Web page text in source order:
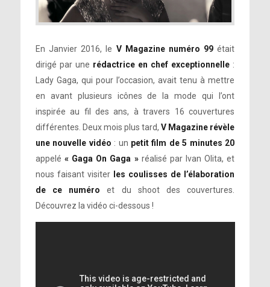
En Janvier 2016, le V Magazine numéro 99 était
dirigé par une rédactrice en chef exceptionnelle :
Lady Gaga, qui pour l’occasion, avait tenu à mettre
en avant plusieurs icônes de la mode qui l’ont
inspirée au fil des ans, à travers 16 couvertures
différentes. Deux mois plus tard,V Magazine révèle
une nouvelle vidéo : un petit film de 5 minutes 20
appelé « Gaga On Gaga »réalisé par Ivan Olita, et
nous faisant visiter
les coulisses de l’élaboration
de ce numéro et du shoot des couvertures.
Découvrez la vidéo ci-dessous !